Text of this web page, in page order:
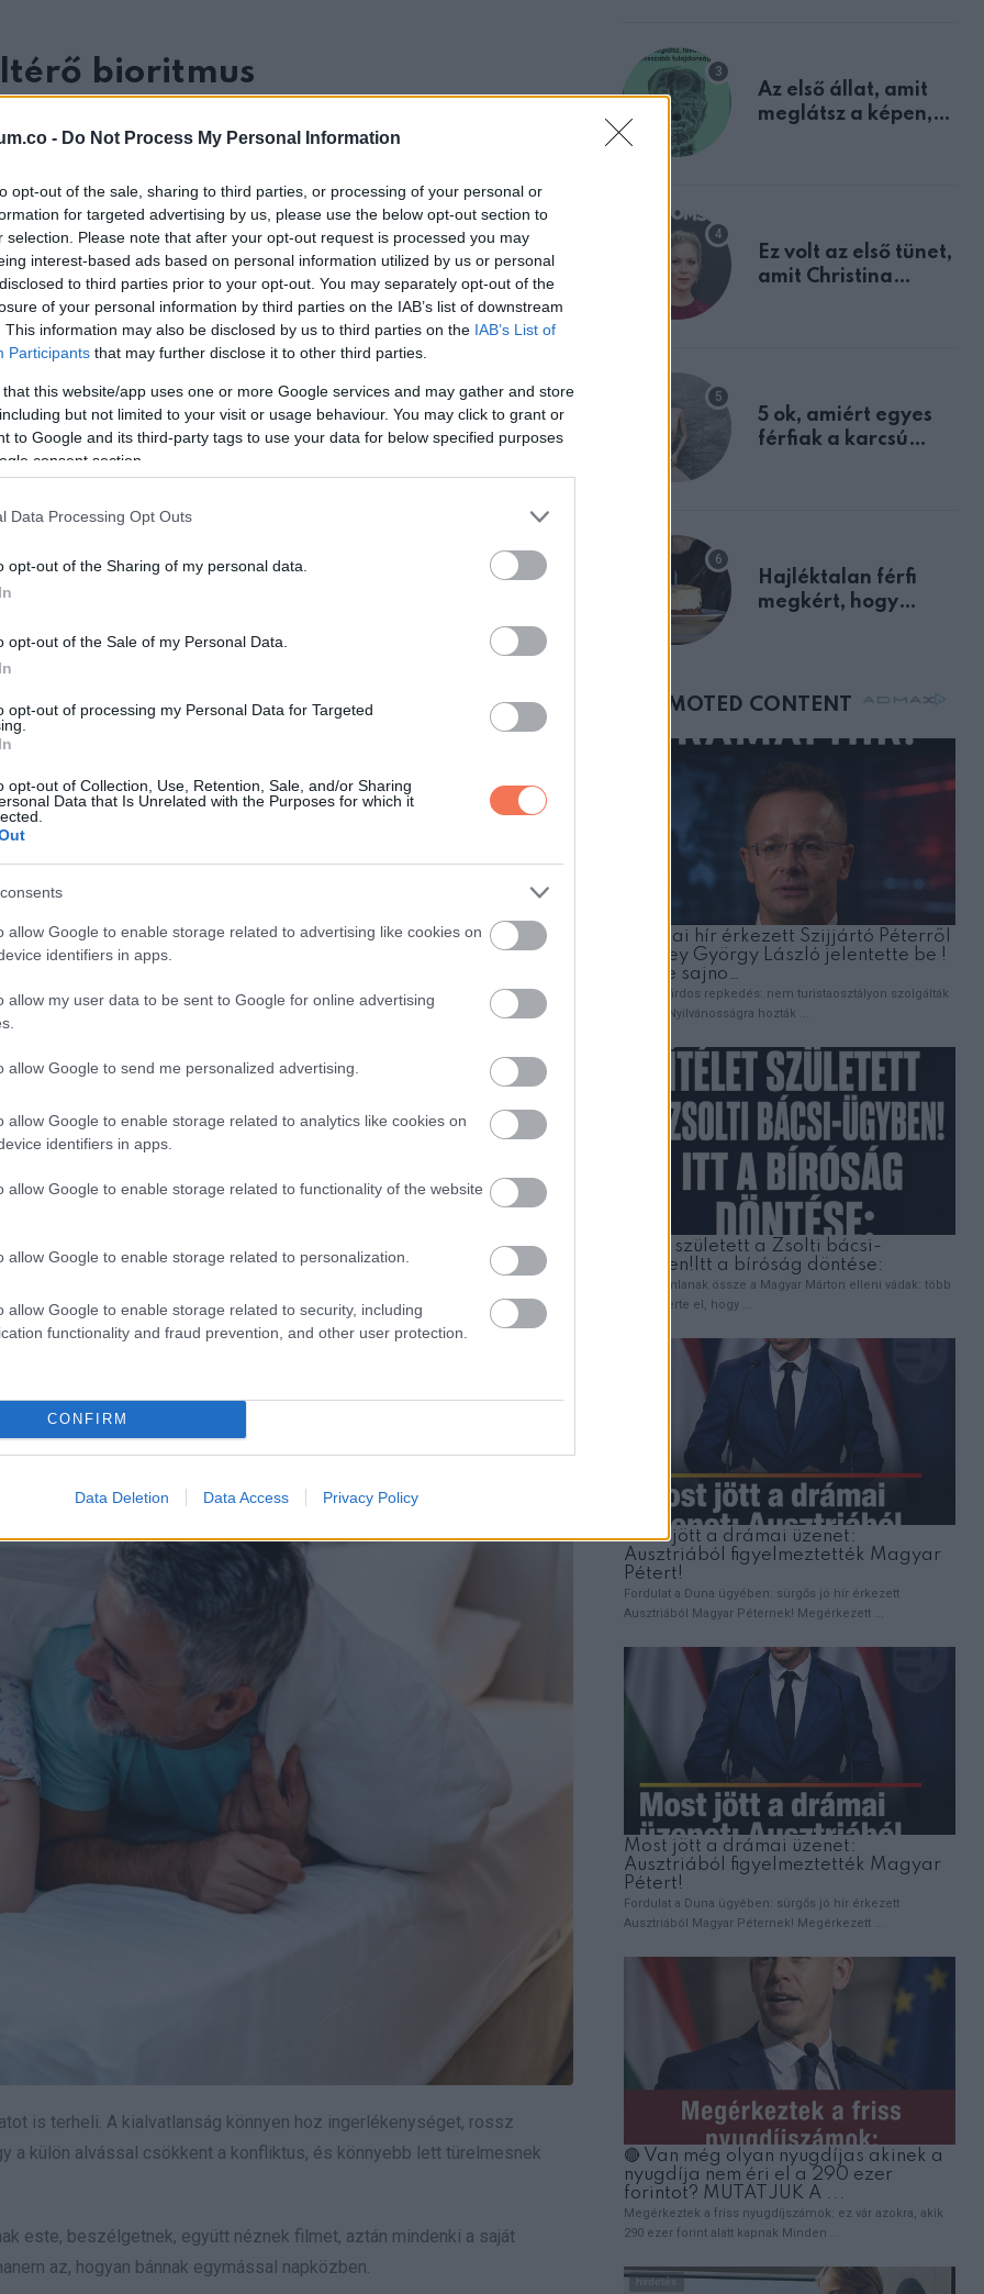
- Do Not Process My Personal Information
opt-out of the sale, sharing to third parties, or processing of your personal or
for targeted advertising by us, please use the below opt-out section to
selection. Please note that after your opt-out request is processed you may
interest-based ads based on personal information utilized by us or personal
to third parties prior to your opt-out. You may separately opt-out of the
of your personal information by third parties on the IAB’s list of downstream
This information may also be disclosed by us to third parties on the IAB’s List of
Participants that may further disclose it to other third parties.
that this website/app uses one or more Google services and may gather and store
but not limited to your visit or usage behaviour. You may click to grant or
to Google and its third-party tags to use your data for below specified purposes
consent section.
Data Processing Opt Outs
opt-out of the Sharing of my personal data.
opt-out of the Sale of my Personal Data.
opt-out of processing my Personal Data for Targeted
opt-out of Collection, Use, Retention, Sale, and/or Sharing
Data that Is Unrelated with the Purposes for which it
allow Google to enable storage related to advertising like cookies on
identifiers in apps.
allow my user data to be sent to Google for online advertising
allow Google to send me personalized advertising.
allow Google to enable storage related to analytics like cookies on
identifiers in apps.
allow Google to enable storage related to functionality of the website
allow Google to enable storage related to personalization.
allow Google to enable storage related to security, including
functionality and fraud prevention, and other user protection.
CONFIRM
Data Deletion Data Access Privacy Policy
bioritmus
amelyek kihatnak az alvásra.
az éjszakai izzadás és az álmatlanság.
a nyugtalanság, megjelenhet szorongás.
félnél. Ha egy ágyban alszanak, könnyen egymást zavarják. Külön
a fényt, a matrac keménységét, és akár az alvási időt is.
a lámpát.
hálószoba sokszor nem elválaszt, hanem segít tiszteletben tartani
is terheli. A kialvatlanság könnyen hoz ingerlékenységet, rossz
a külön alvással csökkent a konfliktus, és könnyebb lett türelmesnek
este, beszélgetnek, együtt néznek filmet, aztán mindenki a saját
az, hogyan bánnak egymással napközben.
Az első állat, amit
meglátsz a képen,
Ez volt az első tünet,
amit Christina
5 ok, amiért egyes
férfiak a karcsú
Hajléktalan férfi
megkért, hogy
mellettem ült az első